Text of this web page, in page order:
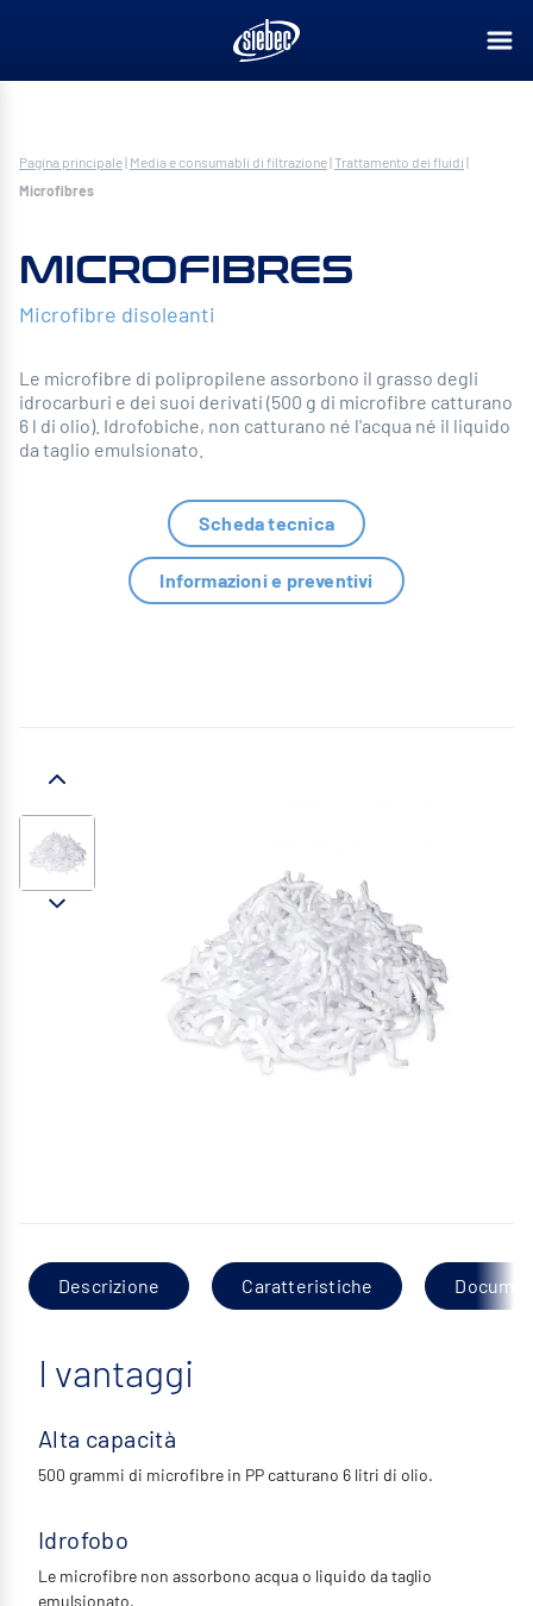
Pagina principale| Media e consumabli di filtrazione|Trattamento dei fluidi |
Microfibres
MICROFIBRES
Microfibre disoleanti
Le microfibre di polipropilene assorbono il grasso degli
idrocarburi e dei suoi derivati (500 g di microfibre catturano
6 l di olio). Idrofobiche, non catturano né l'acqua né il liquido
da taglio emulsionato.
Scheda tecnica
Informazioni e preventivi
Descrizione Caratteristiche
I vantaggi
Alta capacità
500 grammi di microfibre in PP catturano 6 litri di olio.
Idrofobo
Le microfibre non assorbono acqua o liquido da taglio
emulsionato.